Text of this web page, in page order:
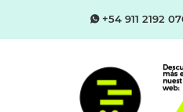
+54 911 2192